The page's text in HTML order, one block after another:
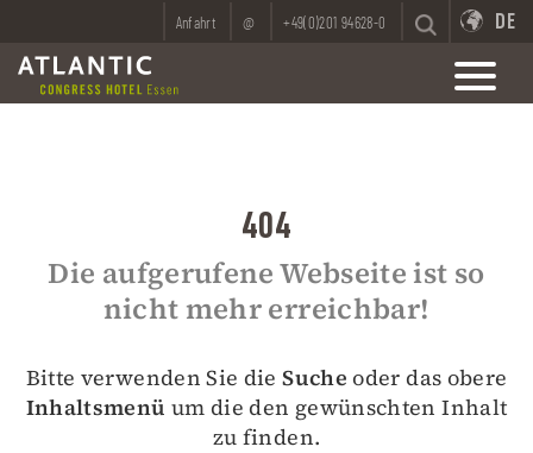
Anfahrt @ +49(0)201 94628-0 DE
404
Die aufgerufene Webseite ist so
nicht mehr erreichbar!
Bitte verwenden Sie dieSuche oder das obere
Inhaltsmenü um die den gewünschten Inhalt
zu finden.